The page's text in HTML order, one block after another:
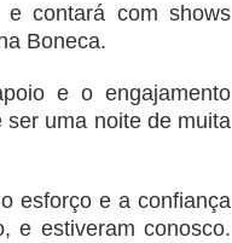
contará com shows
Boneca.
e o engajamento
ser uma noite de muita
esforço e a confiança
e estiveram conosco.